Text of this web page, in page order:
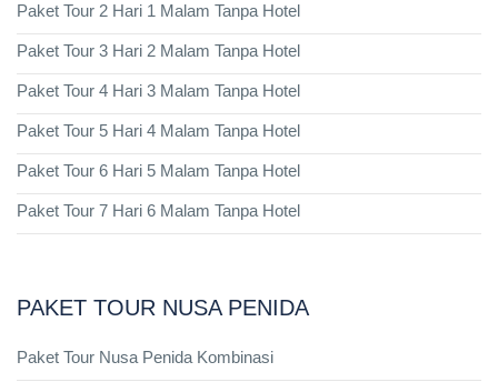
Paket Tour 2 Hari 1 Malam Tanpa Hotel
Paket Tour 3 Hari 2 Malam Tanpa Hotel
Paket Tour 4 Hari 3 Malam Tanpa Hotel
Paket Tour 5 Hari 4 Malam Tanpa Hotel
Paket Tour 6 Hari 5 Malam Tanpa Hotel
Paket Tour 7 Hari 6 Malam Tanpa Hotel
PAKET TOUR NUSA PENIDA
Paket Tour Nusa Penida Kombinasi